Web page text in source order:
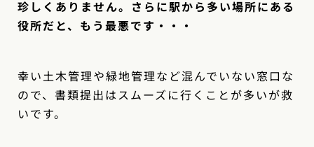
珍しくありません。さらに駅から多い場所にある
役所だと、もう最悪です・・・
幸い土木管理や緑地管理など混んでいない窓口な
ので、書類提出はスムーズに行くことが多いが救
いです。